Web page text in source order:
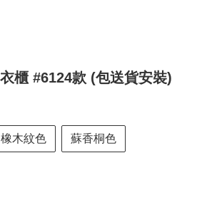
櫃 #6124款 (包送貨安裝)
橡木紋色 蘇香桐色